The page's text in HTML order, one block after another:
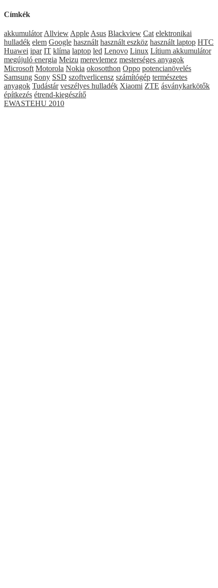
Címkék
akkumulátor Allview Apple Asus Blackview Cat elektronikai
hulladék elem Google használt használt eszköz használt laptop HTC
Huawei ipar IT klíma laptop led Lenovo Linux Lítium akkumulátor
megújuló energia Meizu merevlemez mesterséges anyagok
Microsoft Motorola Nokia okosotthon Oppo potencianövelés
Samsung Sony SSD szoftverlicensz számítógép természetes
anyagok Tudástár veszélyes hulladék Xiaomi ZTE ásványkarkötők
építkezés étrend-kiegészítő
EWASTEHU 2010